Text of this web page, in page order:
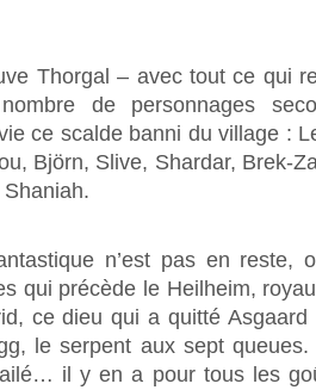
Thorgal – avec tout ce qui
de personnages
ce scalde banni du village :
Björn, Slive, Shardar, Brek-
n’est pas en reste,
qui précède le Heilheim,
ce dieu qui a quitté
le serpent aux sept
il y en a pour tous les